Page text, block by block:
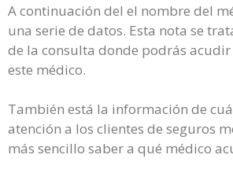
A continuación del el nombre del
una serie de datos. Esta nota se
de la consulta donde podrás
este médico.
También está la información de
atención a los clientes de seguros
más sencillo saber a qué médico